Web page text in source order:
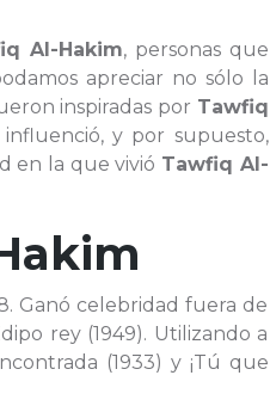
Al-Hakim, personas que
apreciar no sólo la
inspiradas por Tawfiq
influenció, y por supuesto,
en la que vivió Tawfiq Al-
Ganó celebridad fuera de
rey (1949). Utilizando a
(1933) y ¡Tú que